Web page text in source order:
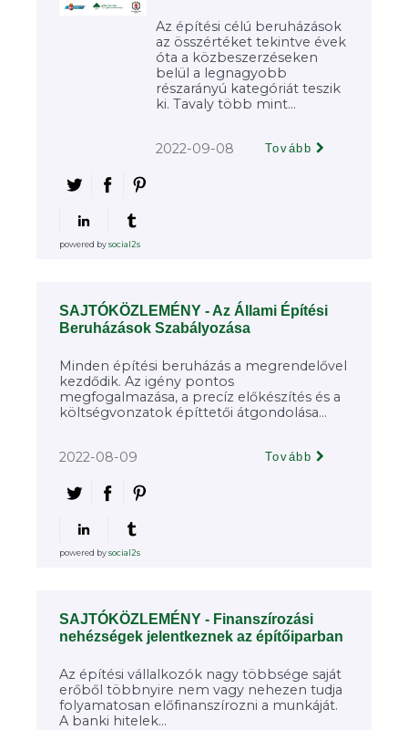
Az építési célú beruházások
az összértéket tekintve évek
óta a közbeszerzéseken
belül a legnagyobb
részarányú kategóriát teszik
ki. Tavaly több mint...
2022-09-08 Tovább
powered bysocial2s
SAJTÓKÖZLEMÉNY - Az Állami Építési
Beruházások Szabályozása
Minden építési beruházás a megrendelővel
kezdődik. Az igény pontos
megfogalmazása, a precíz előkészítés és a
költségvonzatok építtetői átgondolása...
2022-08-09 Tovább
powered bysocial2s
SAJTÓKÖZLEMÉNY - Finanszírozási
nehézségek jelentkeznek az építőiparban
Az építési vállalkozók nagy többsége saját
erőből többnyire nem vagy nehezen tudja
folyamatosan előfinanszírozni a munkáját.
A banki hitelek...